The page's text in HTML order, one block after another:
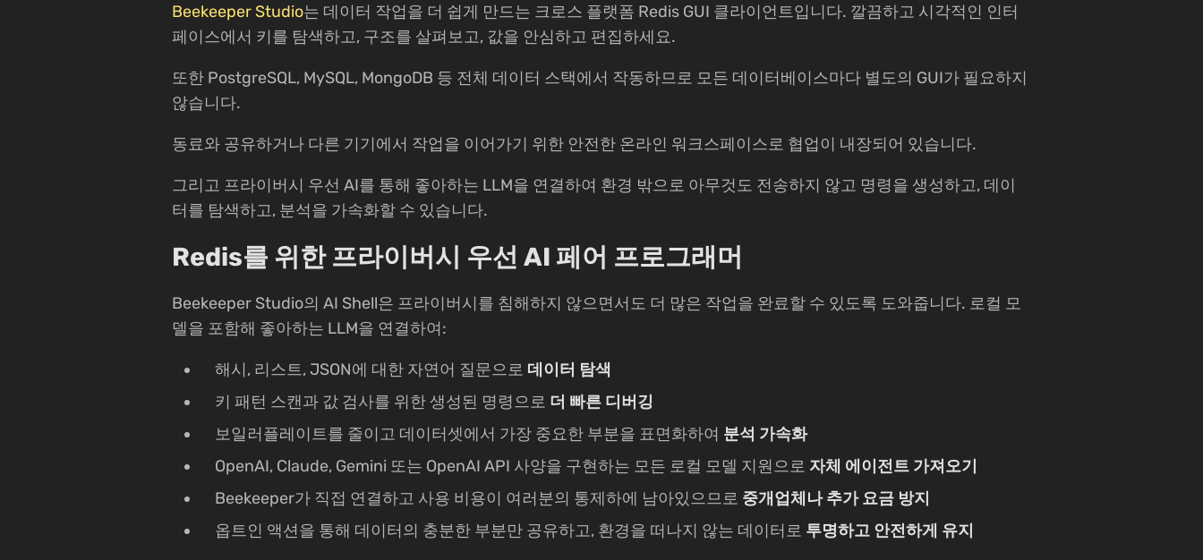
Beekeeper Studio는 데이터 작업을 더 쉽게 만드는 크로스 플랫폼 Redis GUI 클라이언트입니다. 깔끔하고 시각적인 인터
페이스에서 키를 탐색하고, 구조를 살펴보고, 값을 안심하고 편집하세요.
또한 PostgreSQL, MySQL, MongoDB 등 전체 데이터 스택에서 작동하므로 모든 데이터베이스마다 별도의 GUI가 필요하지
않습니다.
동료와 공유하거나 다른 기기에서 작업을 이어가기 위한 안전한 온라인 워크스페이스로 협업이 내장되어 있습니다.
그리고 프라이버시 우선 AI를 통해 좋아하는 LLM을 연결하여 환경 밖으로 아무것도 전송하지 않고 명령을 생성하고, 데이
터를 탐색하고, 분석을 가속화할 수 있습니다.
Redis를 위한 프라이버시 우선 AI 페어 프로그래머
Beekeeper Studio의 AI Shell은 프라이버시를 침해하지 않으면서도 더 많은 작업을 완료할 수 있도록 도와줍니다. 로컬 모
델을 포함해 좋아하는 LLM을 연결하여:
해시, 리스트, JSON에 대한 자연어 질문으로 데이터 탐색
키 패턴 스캔과 값 검사를 위한 생성된 명령으로 더 빠른 디버깅
보일러플레이트를 줄이고 데이터셋에서 가장 중요한 부분을 표면화하여 분석 가속화
OpenAI, Claude, Gemini 또는 OpenAI API 사양을 구현하는 모든 로컬 모델 지원으로 자체 에이전트 가져오기
Beekeeper가 직접 연결하고 사용 비용이 여러분의 통제하에 남아있으므로 중개업체나 추가 요금 방지
옵트인 액션을 통해 데이터의 충분한 부분만 공유하고, 환경을 떠나지 않는 데이터로 투명하고 안전하게 유지